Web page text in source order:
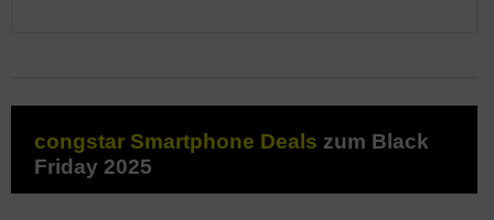
congstar Smartphone Deals zum Black
Friday 2025